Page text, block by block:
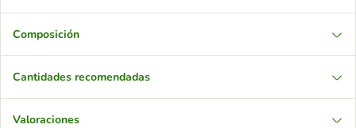
Composición
Cantidades recomendadas
Valoraciones